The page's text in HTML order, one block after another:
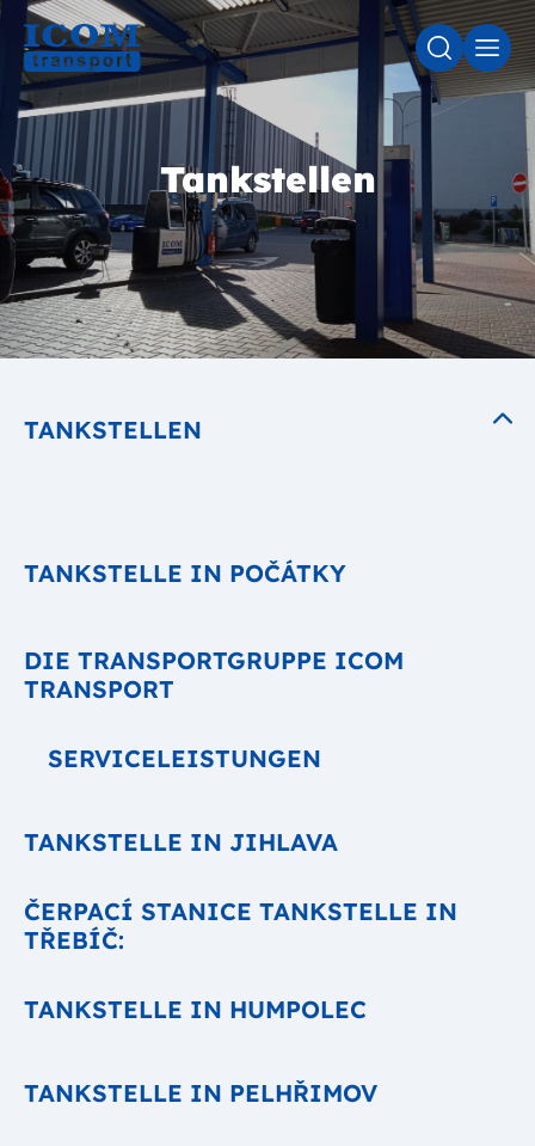
SUCHE
Tankstellen
DIE TRANSPORTGRUPPE ICOM
TRANSPORT
SERVICELEISTUNGEN
TANKSTELLEN
TANKSTELLE IN JIHLAVA
ČERPACÍ STANICE TANKSTELLE IN
TŘEBÍČ:
TANKSTELLE IN HUMPOLEC
TANKSTELLE IN PELHŘIMOV
TANKSTELLE IN POČÁTKY